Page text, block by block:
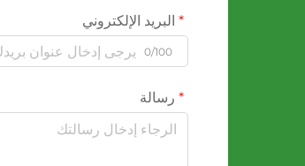
البريد الإلكتروني
0/100
رسالة